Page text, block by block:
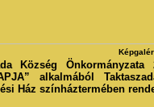
Község
alkalmából
Ház színháztermében